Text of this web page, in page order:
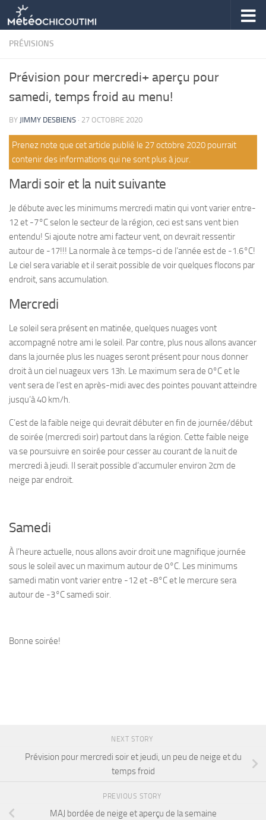
Skip to content
PRÉVISIONS
Prévision pour mercredi+ aperçu pour
samedi, temps froid au menu!
BY JIMMY DESBIENS · 27 OCTOBRE 2020
Prenez note que cet article publié le 27 octobre 2020 pourrait
contenir des informations qui ne sont plus à jour.
Mardi soir et la nuit suivante
Je débute avec les minimums mercredi matin qui vont varier entre-
12 et -7°C selon le secteur de la région, ceci est sans vent bien
entendu! Si ajoute notre ami facteur vent, on devrait ressentir
autour de -17!!! La normale à ce temps-ci de l’année est de -1.6°C!
Le ciel sera variable et il serait possible de voir quelques flocons par
endroit, sans accumulation.
Mercredi
Le soleil sera présent en matinée, quelques nuages vont
accompagné notre ami le soleil. Par contre, plus nous allons avancer
dans la journée plus les nuages seront présent pour nous donner
droit à un ciel nuageux vers 13h. Le maximum sera de 0°C et le
vent sera de l’est en après-midi avec des pointes pouvant atteindre
jusqu’à 40 km/h.
C’est de la faible neige qui devrait débuter en fin de journée/début
de soirée (mercredi soir) partout dans la région. Cette faible neige
va se poursuivre en soirée pour cesser au courant de la nuit de
mercredi à jeudi. Il serait possible d’accumuler environ 2cm de
neige par endroit.
Samedi
À l’heure actuelle, nous allons avoir droit une magnifique journée
sous le soleil avec un maximum autour de 0°C. Les minimums
samedi matin vont varier entre -12 et -8°C et le mercure sera
autour de -3°C samedi soir.
Bonne soirée!
NEXT STORY
Prévision pour mercredi soir et jeudi, un peu de neige et du
temps froid
PREVIOUS STORY
MAJ bordée de neige et aperçu de la semaine